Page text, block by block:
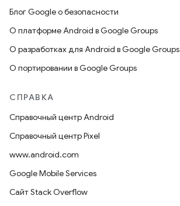
Блог Google о безопасности
О платформе Android в Google Groups
О разработках для Android в Google Groups
О портировании в Google Groups
СПРАВКА
Справочный центр Android
Справочный центр Pixel
www.android.com
Google Mobile Services
Сайт Stack Overflow